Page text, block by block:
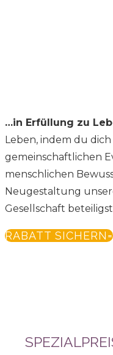
…in Erfüllung zu
Leben, indem du
gemeinschaftlichen
menschlichen
Neugestaltung
Gesellschaft
RABATT SICHERN